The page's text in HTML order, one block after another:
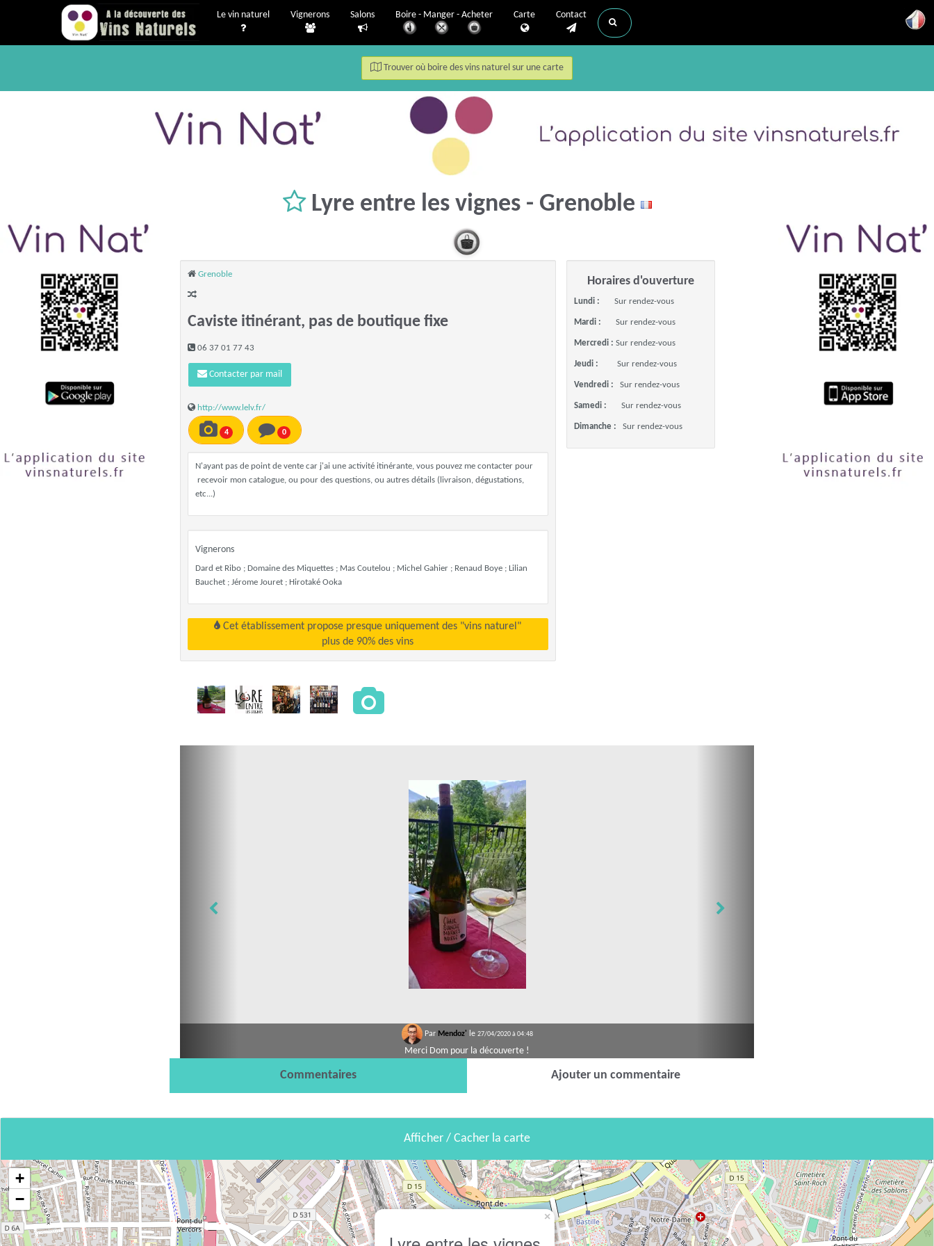
Le vin naturel Vignerons Salons Boire - Manger - Acheter Carte Contact
Trouver où boire des vins naturel sur une carte
Lyre entre les vignes - Grenoble
Grenoble
Caviste itinérant, pas de boutique fixe
06 37 01 77 43
Contacter par mail
http://www.lelv.fr/
4 0
N'ayant pas de point de vente car j'ai une activité itinérante, vous pouvez me contacter pour
recevoir mon catalogue, ou pour des questions, ou autres détails (livraison, dégustations,
etc...)
Vignerons
Dard et Ribo ; Domaine des Miquettes ; Mas Coutelou ; Michel Gahier ; Renaud Boye ; Lilian
Bauchet ; Jérome Jouret ; Hirotaké Ooka
Cet établissement propose presque uniquement des "vins naturel"
plus de 90% des vins
Horaires d'ouverture
Lundi : Sur rendez-vous
Mardi : Sur rendez-vous
Mercredi : Sur rendez-vous
Jeudi : Sur rendez-vous
Vendredi : Sur rendez-vous
Samedi : Sur rendez-vous
Dimanche : Sur rendez-vous
Par Mendoz' le 27/04/2020 à 04:48
Merci Dom pour la découverte !
Commentaires Ajouter un commentaire
Afficher / Cacher la carte
×
+
−